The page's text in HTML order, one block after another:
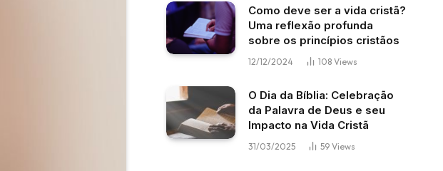
Como deve ser a vida cristã?
Uma reflexão profunda
sobre os princípios cristãos
12/12/2024 108 Views
O Dia da Bíblia: Celebração
da Palavra de Deus e seu
Impacto na Vida Cristã
31/03/2025 59 Views